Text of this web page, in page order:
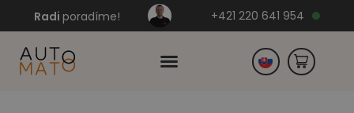
Radi poradíme! +421 220 641 954